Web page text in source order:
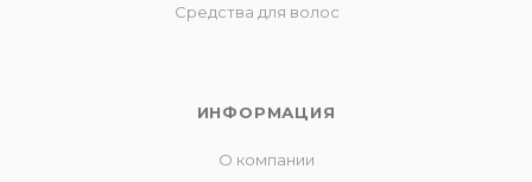
Средства для волос
ИНФОРМАЦИЯ
О компании